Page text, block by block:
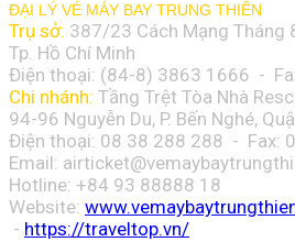
ĐẠI LÝ VÉ MÁY BAY TRUNG THIÊN
Trụ sở: 387/23 Cách Mạng Tháng
Tp. Hồ Chí Minh
Điện thoại: (84-8) 3863 1666 -
Chi nhánh: Tầng Trệt Tòa Nhà
94-96 Nguyễn Du, P. Bến Nghé,
Điện thoại: 08 38 288 288 - Fax:
Email:
Hotline: +84 93 88888 18
Website:
- https://traveltop.vn/